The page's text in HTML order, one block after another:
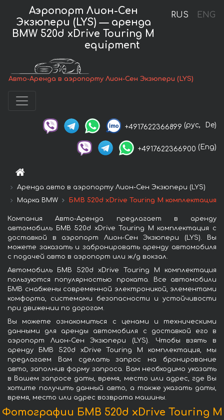
RUS ENG
Аэропорт Лион-Сен
Экзюпери (LYS) — аренда
BMW 520d xDrive Touring M
equipment
Авто-Аренда в аэропорту Лион-Сен Экзюпери (LYS)
+4917622366899 (рус, De)
+4917622366900 (Eng)
Аренда авто в аэропорту Лион-Сен Экзюпери (LYS)
Марка BMW
БМВ 520d xDrive Touring M комплектация
Компания Авто-Аренда предлагает в аренду
автомобиль БМВ 520d xDrive Touring M комплектация с
доставкой в аэропорт Лион-Сен Экзюпери (LYS). Вы
можете заказать и забронировать аренду автомобиля
с подачей авто в аэропорт или ж/д вокзал.
Автомобиль БМВ 520d xDrive Touring M комплектация
пользуются популярностью проката. Все автомобили
БМВ снабжены современной электроникой, элементами
комфорта, системами безопасности и устойчивости
при движении по дорогам.
Вы можете ознакомиться с ценами и техническими
данными для аренды автомобиля с доставкой его в
аэропорт Лион-Сен Экзюпери (LYS). Чтобы взять в
аренду БМВ 520d xDrive Touring M комплектация, мы
предлагаем Вам сделать запрос на бронирование
авто, заполнив форму запроса. Вам необходимо указать
в Вашем запросе даты, время, место или адрес, где Вы
хотите получить данный авто, а также указать даты,
время, место или адрес возврата машины.
Фотографии БМВ 520d xDrive Touring M